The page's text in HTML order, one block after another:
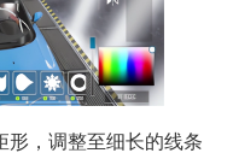
形，调整至细长的线条